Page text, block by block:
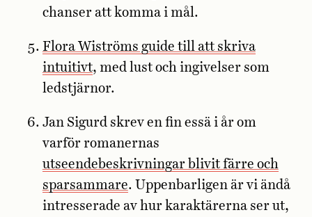
chanser att komma i mål.
Flora Wiströms guide till att skriva
intuitivt, med lust och ingivelser som
ledstjärnor.
Jan Sigurd skrev en fin essä i år om
varför romanernas
utseendebeskrivningar blivit färre och
sparsammare. Uppenbarligen är vi ändå
intresserade av hur karaktärerna ser ut,